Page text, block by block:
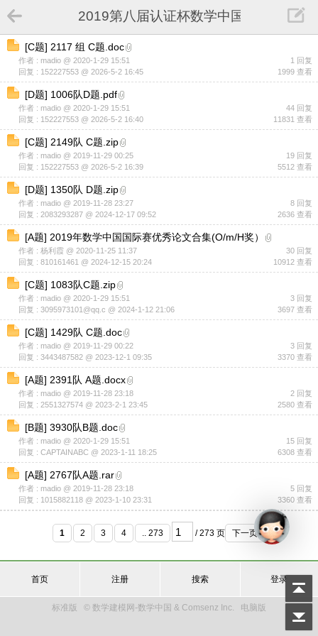
2019第八届认证杯数学中国数学建模国
[C题] 2117 组 C题.doc
作者 : madio @ 2020-1-29 15:51
回复 : 152227553 @ 2026-5-2 16:45
1 回复
1999 查看
[D题] 1006队D题.pdf
作者 : madio @ 2020-1-29 15:51
回复 : 152227553 @ 2026-5-2 16:40
44 回复
11831 查看
[C题] 2149队 C题.zip
作者 : madio @ 2019-11-29 00:25
回复 : 152227553 @ 2026-5-2 16:39
19 回复
5512 查看
[D题] 1350队 D题.zip
作者 : madio @ 2019-11-28 23:27
回复 : 2083293287 @ 2024-12-17 09:52
8 回复
2636 查看
[A题] 2019年数学中国国际赛优秀论文合集(O/m/H奖）
作者 : 杨利霞 @ 2020-11-25 11:37
回复 : 810161461 @ 2024-12-15 20:24
30 回复
10912 查看
[C题] 1083队C题.zip
作者 : madio @ 2020-1-29 15:51
回复 : 3095973101@qq.c @ 2024-1-12 21:06
3 回复
3697 查看
[C题] 1429队 C题.doc
作者 : madio @ 2019-11-29 00:22
回复 : 3443487582 @ 2023-12-1 09:35
3 回复
3370 查看
[A题] 2391队 A题.docx
作者 : madio @ 2019-11-28 23:18
回复 : 2551327574 @ 2023-2-1 23:45
2 回复
2580 查看
[B题] 3930队B题.doc
作者 : madio @ 2020-1-29 15:51
回复 : CAPTAINABC @ 2023-1-11 18:25
15 回复
6308 查看
[A题] 2767队A题.rar
作者 : madio @ 2019-11-28 23:18
回复 : 1015882118 @ 2023-1-10 23:31
5 回复
3360 查看
1 2 3 4 .. 273 / 273 页 下一页
首页 注册 搜索 登录
标准版 © 数学建模网-数学中国 & Comsenz Inc. 电脑版